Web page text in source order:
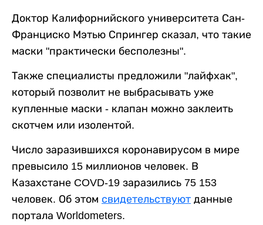
Доктор Калифорнийского университета Сан-
Франциско Мэтью Спрингер сказал, что такие
маски "практически бесполезны".
Также специалисты предложили "лайфхак",
который позволит не выбрасывать уже
купленные маски - клапан можно заклеить
скотчем или изолентой.
Число заразившихся коронавирусом в мире
превысило 15 миллионов человек. В
Казахстане COVD-19 заразились 75 153
человек. Об этом свидетельствуют данные
портала Worldometers.